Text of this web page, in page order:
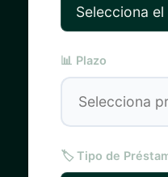
📊 Plazo
🏷️ Tipo de